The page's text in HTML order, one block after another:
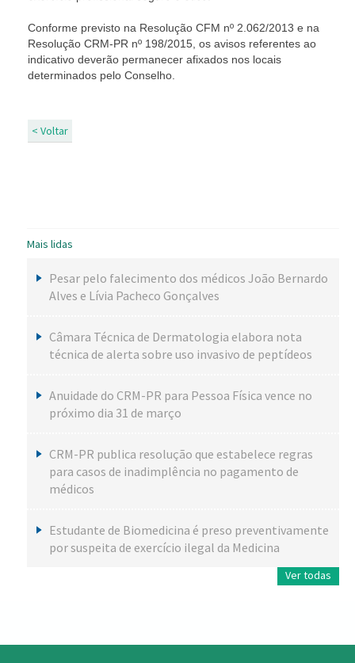
Conforme previsto na Resolução CFM nº 2.062/2013 e na
Resolução CRM-PR nº 198/2015, os avisos referentes ao
indicativo deverão permanecer afixados nos locais
determinados pelo Conselho.
< Voltar
Mais lidas
Pesar pelo falecimento dos médicos João Bernardo
Alves e Lívia Pacheco Gonçalves
Câmara Técnica de Dermatologia elabora nota
técnica de alerta sobre uso invasivo de peptídeos
Anuidade do CRM-PR para Pessoa Física vence no
próximo dia 31 de março
CRM-PR publica resolução que estabelece regras
para casos de inadimplência no pagamento de
médicos
Estudante de Biomedicina é preso preventivamente
por suspeita de exercício ilegal da Medicina
Ver todas